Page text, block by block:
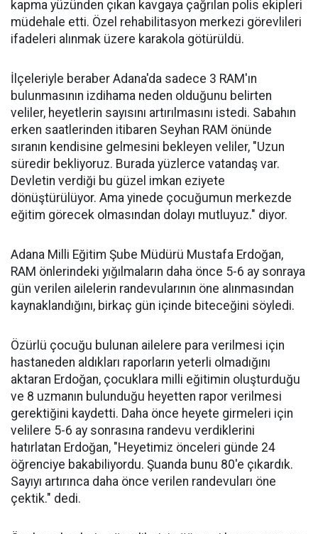
kapma yüzünden çıkan kavgaya çağrılan polis ekipleri
müdehale etti. Özel rehabilitasyon merkezi görevlileri
ifadeleri alınmak üzere karakola götürüldü.
İlçeleriyle beraber Adana'da sadece 3 RAM'ın
bulunmasının izdihama neden olduğunu belirten
veliler, heyetlerin sayısını artırılmasını istedi. Sabahın
erken saatlerinden itibaren Seyhan RAM önünde
sıranın kendisine gelmesini bekleyen veliler, "Uzun
süredir bekliyoruz. Burada yüzlerce vatandaş var.
Devletin verdiği bu güzel imkan eziyete
dönüştürülüyor. Ama yinede çocuğumun merkezde
eğitim görecek olmasından dolayı mutluyuz." diyor.
Adana Milli Eğitim Şube Müdürü Mustafa Erdoğan,
RAM önlerindeki yığılmaların daha önce 5-6 ay sonraya
gün verilen ailelerin randevularının öne alınmasından
kaynaklandığını, birkaç gün içinde biteceğini söyledi.
Özürlü çocuğu bulunan ailelere para verilmesi için
hastaneden aldıkları raporların yeterli olmadığını
aktaran Erdoğan, çocuklara milli eğitimin oluşturduğu
ve 8 uzmanın bulunduğu heyetten rapor verilmesi
gerektiğini kaydetti. Daha önce heyete girmeleri için
velilere 5-6 ay sonrasına randevu verdiklerini
hatırlatan Erdoğan, "Heyetimiz önceleri günde 24
öğrenciye bakabiliyordu. Şuanda bunu 80'e çıkardık.
Sayıyı artırınca daha önce verilen randevuları öne
çektik." dedi.